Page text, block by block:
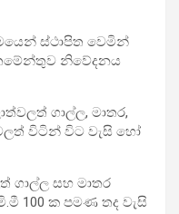
ස්ථාපිත වෙමින්
නිවේදනය
ගාල්ල, මාතර,
විටින් විට වැසි හෝ
ගාල්ල සහ මාතර
100 ක පමණ තද වැසි